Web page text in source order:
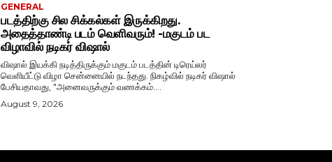
GENERAL
படத்திற்கு சில சிக்கல்கள் இருக்கிறது.
அதைத்தாண்டி படம் வெளிவரும்! -மகுடம் பட
விழாவில் நடிகர் விஷால்
விஷால் இயக்கி நடித்திருக்கும் மகுடம் படத்தின் டிரெய்லர்
வெளியீட்டு விழா சென்னையில் நடந்தது. நிகழ்வில் நடிகர் விஷால்
பேசியதாவது, "அனைவருக்கும் வணக்கம்....
August 9, 2026